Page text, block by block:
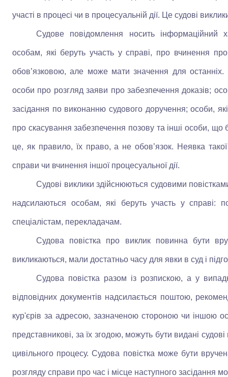
участі в процесі чи в процесуальній дії. Це судові
Судове повідомлення носить інформаційний
особам, які беруть участь у справі, про вчинення
обов’язковою, але може мати значення для останніх.
особи про розгляд заяви про забезпечення доказів;
засідання по виконанню судового доручення; особи,
про скасування забезпечення позову та інші особи, що
це, як правило, їх право, а не обов’язок. Неявка
справи чи вчинення іншої процесуальної дії.
Судові виклики здійснюються судовими
надсилаються особам, які беруть участь у справі:
спеціалістам, перекладачам.
Судова повістка про виклик повинна бути
викликаються, мали достатньо часу для явки в суд і
Судова повістка разом із розпискою, а у
відповідних документів надсилається поштою,
кур'єрів за адресою, зазначеною стороною чи іншою
представникові, за їх згодою, можуть бути видані
цивільного процесу. Судова повістка може бути
розгляду справи про час і місце наступного засідання